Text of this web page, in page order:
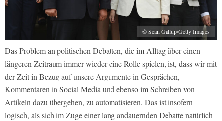
© Sean Gallup/Getty Images
Das Problem an politischen Debatten, die im Alltag über einen
längeren Zeitraum immer wieder eine Rolle spielen, ist, dass wir mit
der Zeit in Bezug auf unsere Argumente in Gesprächen,
Kommentaren in Social Media und ebenso im Schreiben von
Artikeln dazu übergehen, zu automatisieren. Das ist insofern
logisch, als sich im Zuge einer lang andauernden Debatte natürlich